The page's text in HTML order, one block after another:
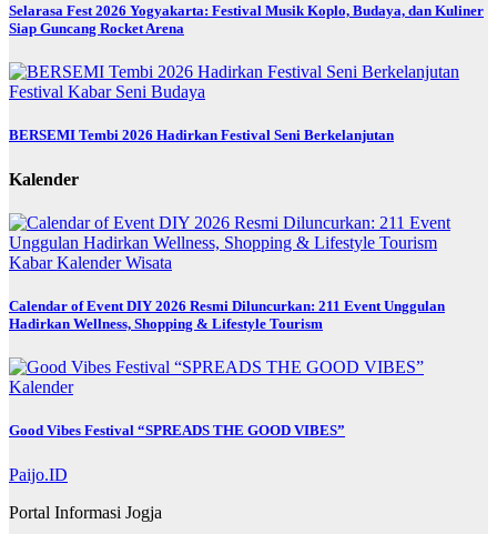
Selarasa Fest 2026 Yogyakarta: Festival Musik Koplo, Budaya, dan Kuliner
Siap Guncang Rocket Arena
Festival Kabar Seni Budaya
BERSEMI Tembi 2026 Hadirkan Festival Seni Berkelanjutan
Kalender
KabarKalenderWisata
Calendar of Event DIY 2026 Resmi Diluncurkan: 211 Event Unggulan
Hadirkan Wellness, Shopping & Lifestyle Tourism
Kalender
Good Vibes Festival “SPREADS THE GOOD VIBES”
Paijo.ID
Portal Informasi Jogja